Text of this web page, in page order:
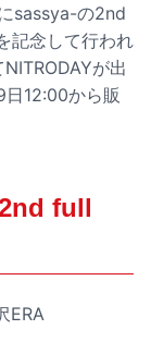
sassya-の2nd
記念して行われ
が出
12:00から販
full
ERA